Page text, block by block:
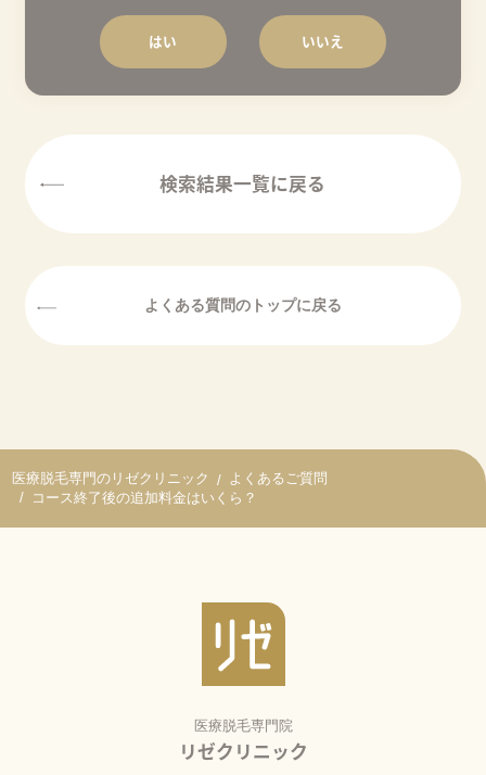
はい いいえ
検索結果一覧に戻る
よくあるご質問
コース終了後の追加料金はいくら？
医療脱毛専門院
リゼクリニック